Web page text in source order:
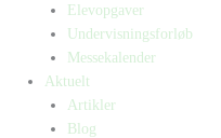
Elevopgaver
Undervisningsforløb
Messekalender
Aktuelt
Artikler
Blog